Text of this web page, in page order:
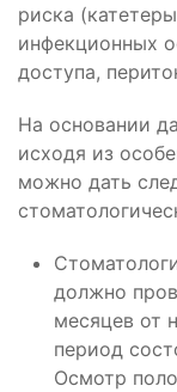
риска
инфекционных
доступа,
На основании
исходя из
можно дать
должно
месяцев от
период
Осмотр